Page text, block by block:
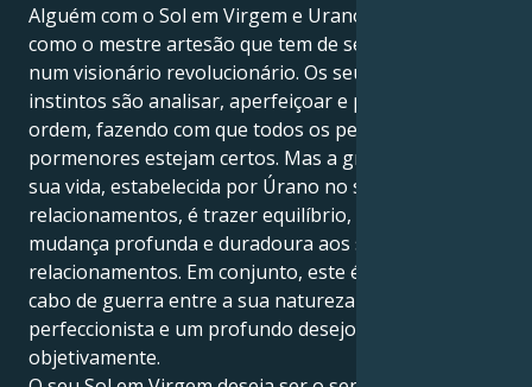
Alguém com o Sol em Virgem e Urano em Carneiro é
como o mestre artesão que tem de se transformar
num visionário revolucionário. Os seus maiores
instintos são analisar, aperfeiçoar e pôr as coisas em
ordem, fazendo com que todos os pequenos
pormenores estejam certos. Mas a grande lição da
sua vida, estabelecida por Úrano no seu sector de
relacionamentos, é trazer equilíbrio, estrutura e uma
mudança profunda e duradoura aos seus
relacionamentos. Em conjunto, este é um intrigante
cabo de guerra entre a sua natureza metódica e
perfeccionista e um profundo desejo de explorar
objetivamente.